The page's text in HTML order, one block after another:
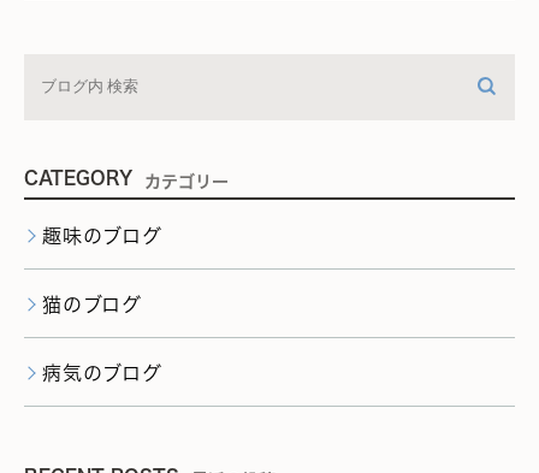
CATEGORY カテゴリー
趣味のブログ
猫のブログ
病気のブログ